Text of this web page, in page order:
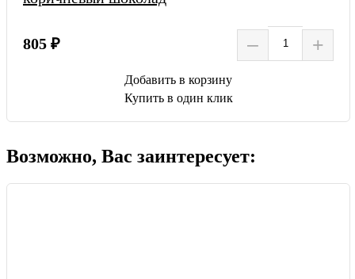
805 ₽ – +
Добавить в корзину
Купить в один клик
Возможно, Вас заинтересует: